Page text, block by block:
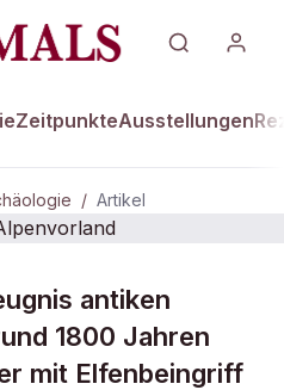
ZeitpunkteAusstellungen
/ Artikel
antiken
1800 Jahren
mit Elfenbeingriff